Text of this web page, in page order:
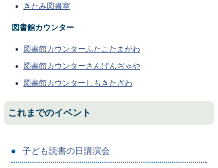
きたみ図書室
図書館カウンター
図書館カウンターふたこたまがわ
図書館カウンターさんげんぢゃや
図書館カウンターしもきたざわ
これまでのイベント
子ども読書の日講演会